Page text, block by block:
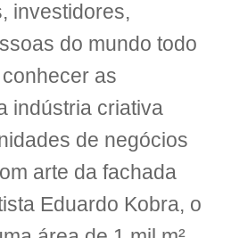
investidores,
do mundo todo
as
indústria criativa
de negócios
arte da fachada
Eduardo Kobra, o